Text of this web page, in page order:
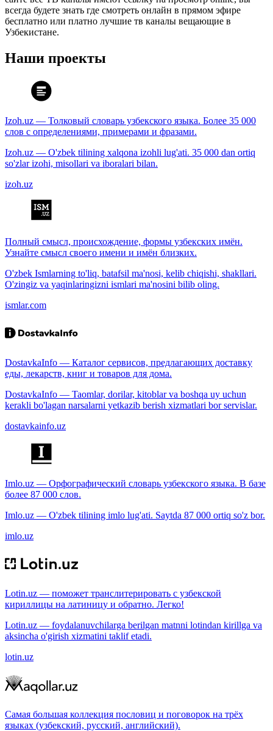
всегда будете знать где смотреть онлайн в прямом эфире
бесплатно или платно лучшие тв каналы вещающие в
Узбекистане.
Наши проекты
Izoh.uz — Толковый словарь узбекского языка. Более 35 000
слов с определениями, примерами и фразами.
Izoh.uz — O'zbek tilining xalqona izohli lug'ati. 35 000 dan ortiq
so'zlar izohi, misollari va iboralari bilan.
izoh.uz
Полный смысл, происхождение, формы узбекских имён.
Узнайте смысл своего имени и имён близких.
O'zbek Ismlarning to'liq, batafsil ma'nosi, kelib chiqishi, shakllari.
O'zingiz va yaqinlaringizni ismlari ma'nosini bilib oling.
ismlar.com
DostavkaInfo — Каталог сервисов, предлагающих доставку
еды, лекарств, книг и товаров для дома.
DostavkaInfo — Taomlar, dorilar, kitoblar va boshqa uy uchun
kerakli bo'lagan narsalarni yetkazib berish xizmatlari bor servislar.
dostavkainfo.uz
Imlo.uz — Орфографический словарь узбекского языка. В базе
более 87 000 слов.
Imlo.uz — O'zbek tilining imlo lug'ati. Saytda 87 000 ortiq so'z bor.
imlo.uz
Lotin.uz — поможет транслитерировать с узбекской
кириллицы на латиницу и обратно. Легко!
Lotin.uz — foydalanuvchilarga berilgan matnni lotindan kirillga va
aksincha o'girish xizmatini taklif etadi.
lotin.uz
Самая большая коллекция пословиц и поговорок на трёх
языках (узбекский, русский, английский).